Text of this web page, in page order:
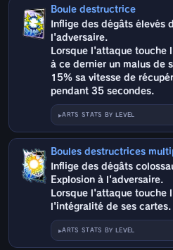
Boule destructrice
Inflige des dégâts élevés
l'adversaire.
Lorsque l'attaque touche
à ce dernier un malus de
15% sa vitesse de
pendant 35 secondes.
ARTS STATS BY LEVEL
Boules destructrices
Inflige des dégâts
Explosion à l'adversaire.
Lorsque l'attaque touche
l'intégralité de ses cartes.
ARTS STATS BY LEVEL